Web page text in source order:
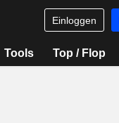
Einloggen
Tools Top / Flop